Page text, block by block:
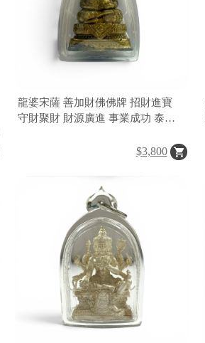
龍婆宋薩 善加財佛佛牌 招財進寶
守財聚財 財源廣進 事業成功 泰國
$3,800